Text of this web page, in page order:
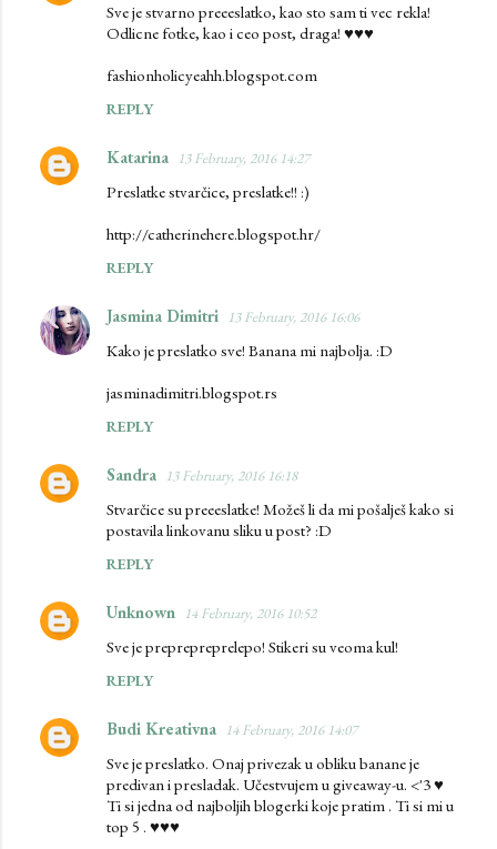
Sve je stvarno preeeslatko, kao sto sam ti vec rekla!
Odlicne fotke, kao i ceo post, draga! ♥♥♥
fashionholicyeahh.blogspot.com
REPLY
Katarina 13 February, 2016 14:27
Preslatke stvarčice, preslatke!! :)
http://catherinehere.blogspot.hr/
REPLY
Jasmina Dimitri 13 February, 2016 16:06
Kako je preslatko sve! Banana mi najbolja. :D
jasminadimitri.blogspot.rs
REPLY
Sandra 13 February, 2016 16:18
Stvarčice su preeeslatke! Možeš li da mi pošalješ kako si
postavila linkovanu sliku u post? :D
REPLY
Unknown 14 February, 2016 10:52
Sve je preprepreprelepo! Stikeri su veoma kul!
REPLY
Budi Kreativna 14 February, 2016 14:07
Sve je preslatko. Onaj privezak u obliku banane je
predivan i presladak. Učestvujem u giveaway-u. <'3 ♥
Ti si jedna od najboljih blogerki koje pratim . Ti si mi u
top 5 . ♥♥♥